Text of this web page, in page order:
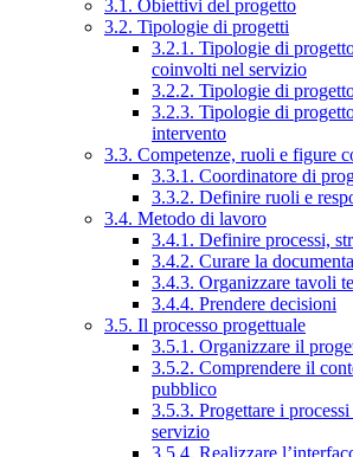
3.1. Obiettivi del progetto
3.2. Tipologie di progetti
3.2.1. Tipologie di
coinvolti nel servizio
3.2.2. Tipologie di
3.2.3. Tipologie di
intervento
3.3. Competenze, ruoli e figure
3.3.1. Coordinatore di
3.3.2. Definire ruoli e
3.4. Metodo di lavoro
3.4.1. Definire processi,
3.4.2. Curare la
3.4.3. Organizzare tavoli
3.4.4. Prendere decisioni
3.5. Il processo progettuale
3.5.1. Organizzare il
3.5.2. Comprendere il
pubblico
3.5.3. Progettare i processi
servizio
3.5.4. Realizzare